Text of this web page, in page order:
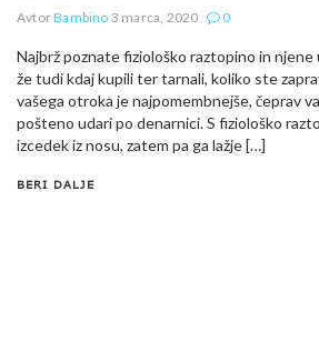
AvtorBambino 3 marca, 2020 0
Najbrž poznate fiziološko raztopino in
že tudi kdaj kupili ter tarnali, koliko ste
vašega otroka je najpomembnejše, čeprav
pošteno udari po denarnici. S fiziološko
izcedek iz nosu, zatem pa ga lažje […]
BERI DALJE